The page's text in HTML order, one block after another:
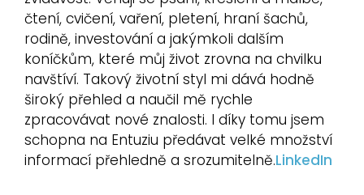
čtení, cvičení, vaření, pletení, hraní šachů,
rodině, investování a jakýmkoli dalším
koníčkům, které můj život zrovna na chvilku
navštíví. Takový životní styl mi dává hodně
široký přehled a naučil mě rychle
zpracovávat nové znalosti. I díky tomu jsem
schopna na Entuziu předávat velké množství
informací přehledně a srozumitelně.LinkedIn